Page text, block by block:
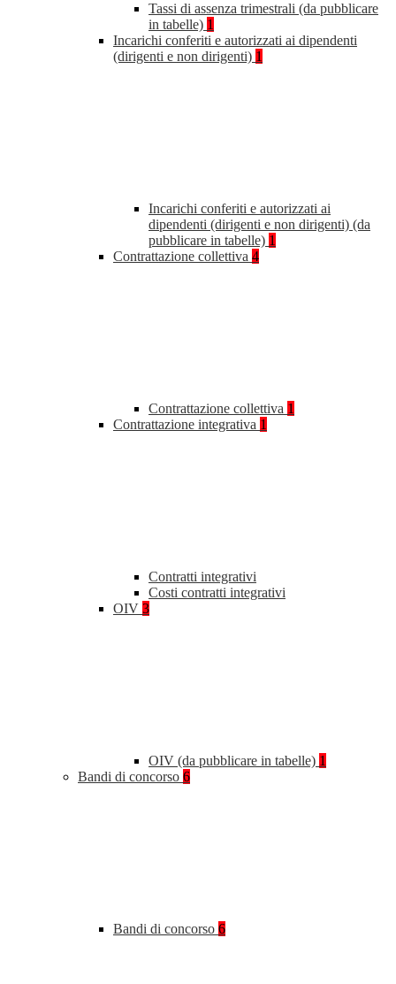
Tassi di assenza trimestrali (da pubblicare
in tabelle) 1
Incarichi conferiti e autorizzati ai dipendenti
(dirigenti e non dirigenti) 1
Incarichi conferiti e autorizzati ai
dipendenti (dirigenti e non dirigenti) (da
pubblicare in tabelle) 1
Contrattazione collettiva 4
Contrattazione collettiva 1
Contrattazione integrativa 1
Contratti integrativi
Costi contratti integrativi
OIV 3
OIV (da pubblicare in tabelle) 1
Bandi di concorso 6
Bandi di concorso 6